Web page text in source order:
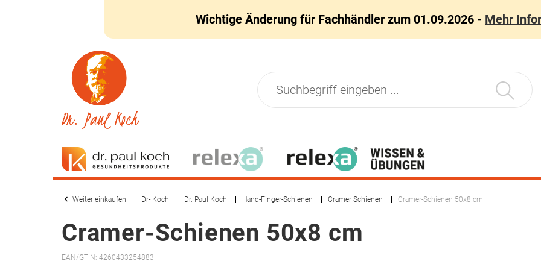
Wichtige Änderung für Fachhändler zum 01.09.2026 - Mehr
Weiter einkaufen Dr- Koch Dr. Paul Koch Hand-Finger-Schienen Cramer Schienen Cramer-Schienen 50x8 cm
Cramer-Schienen 50x8 cm
EAN/GTIN: 4260433254883